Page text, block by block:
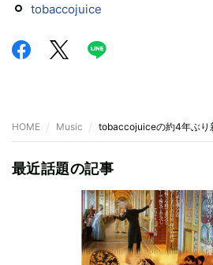
tobaccojuice
HOME Music tobaccojuiceの約4年ぶり
最近話題の記事